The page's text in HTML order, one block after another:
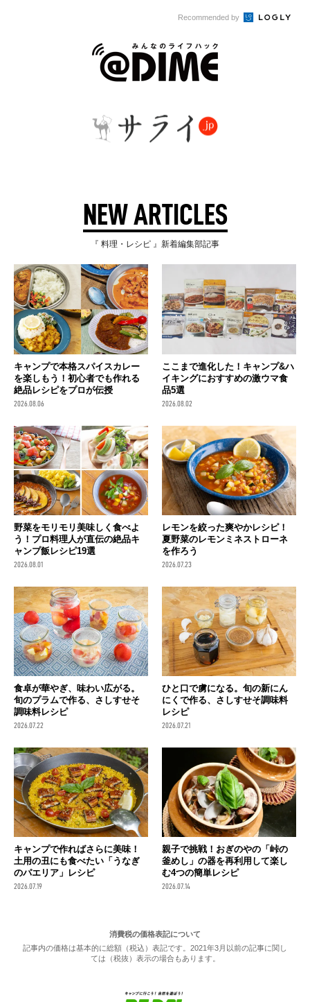
Recommended by
NEW ARTICLES
『 料理・レシピ 』新着編集部記事
キャンプで本格スパイスカレー
を楽しもう！初心者でも作れる
絶品レシピをプロが伝授
2026.08.06
ここまで進化した！キャンプ&ハ
イキングにおすすめの激ウマ食
品5選
2026.08.02
野菜をモリモリ美味しく食べよ
う！プロ料理人が直伝の絶品キ
ャンプ飯レシピ19選
2026.08.01
レモンを絞った爽やかレシピ！
夏野菜のレモンミネストローネ
を作ろう
2026.07.23
食卓が華やぎ、味わい広がる。
旬のプラムで作る、さしすせそ
調味料レシピ
2026.07.22
ひと口で虜になる。旬の新にん
にくで作る、さしすせそ調味料
レシピ
2026.07.21
キャンプで作ればさらに美味！
土用の丑にも食べたい「うなぎ
のパエリア」レシピ
2026.07.19
親子で挑戦！おぎのやの「峠の
釜めし」の器を再利用して楽し
む4つの簡単レシピ
2026.07.14
消費税の価格表記について
記事内の価格は基本的に総額（税込）表記です。2021年3月以前の記事に関し
ては（税抜）表示の場合もあります。